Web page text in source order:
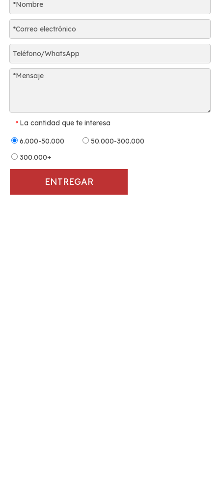
* La cantidad que te interesa
6.000-50.000
50.000-300.000
300.000+
ENTREGAR